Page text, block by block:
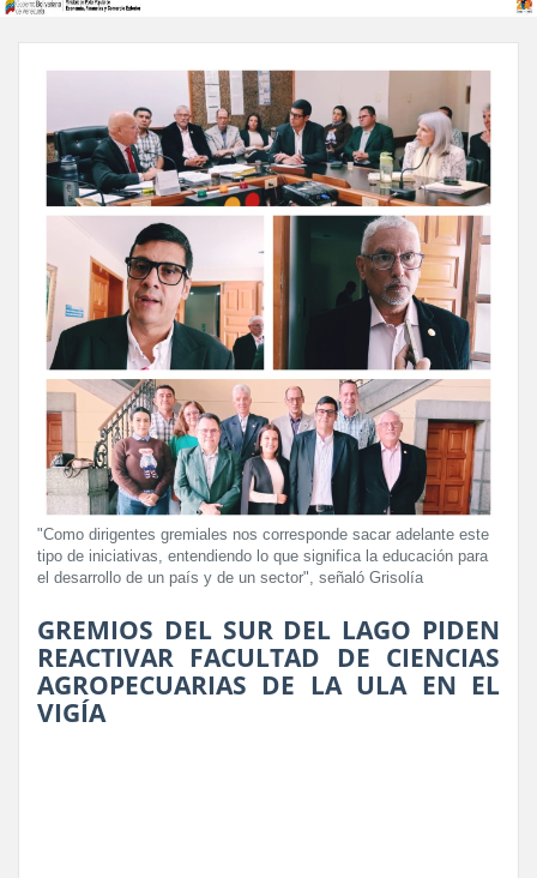
"Como dirigentes gremiales nos corresponde sacar adelante este
tipo de iniciativas, entendiendo lo que significa la educación para
el desarrollo de un país y de un sector", señaló Grisolía
GREMIOS DEL SUR DEL LAGO PIDEN
REACTIVAR FACULTAD DE CIENCIAS
AGROPECUARIAS DE LA ULA EN EL
VIGÍA